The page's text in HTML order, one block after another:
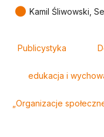
● Kamil Śliwowski,
Publicystyka
edukacja i
„Organizacje